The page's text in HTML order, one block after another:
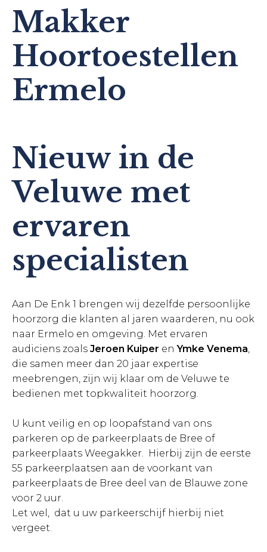
Makker
Hoortoestellen
Ermelo
Nieuw in de
Veluwe met
ervaren
specialisten
Aan De Enk 1 brengen wij dezelfde persoonlijke
hoorzorg die klanten al jaren waarderen, nu ook
naar Ermelo en omgeving. Met ervaren
audiciens zoals Jeroen Kuiper en Ymke Venema,
die samen meer dan 20 jaar expertise
meebrengen, zijn wij klaar om de Veluwe te
bedienen met topkwaliteit hoorzorg.
U kunt veilig en op loopafstand van ons
parkeren op de parkeerplaats de Bree of
parkeerplaats Weegakker. Hierbij zijn de eerste
55 parkeerplaatsen aan de voorkant van
parkeerplaats de Bree deel van de Blauwe zone
voor 2 uur.
Let wel, dat u uw parkeerschijf hierbij niet
vergeet.